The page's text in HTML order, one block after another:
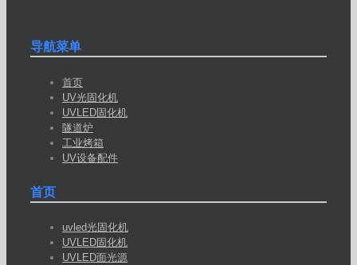
导航菜单
首页
UV光固化机
UVLED固化机
隧道炉
工业烤箱
UV设备配件
首页
uvled光固化机
UVLED固化机
UVLED面光源